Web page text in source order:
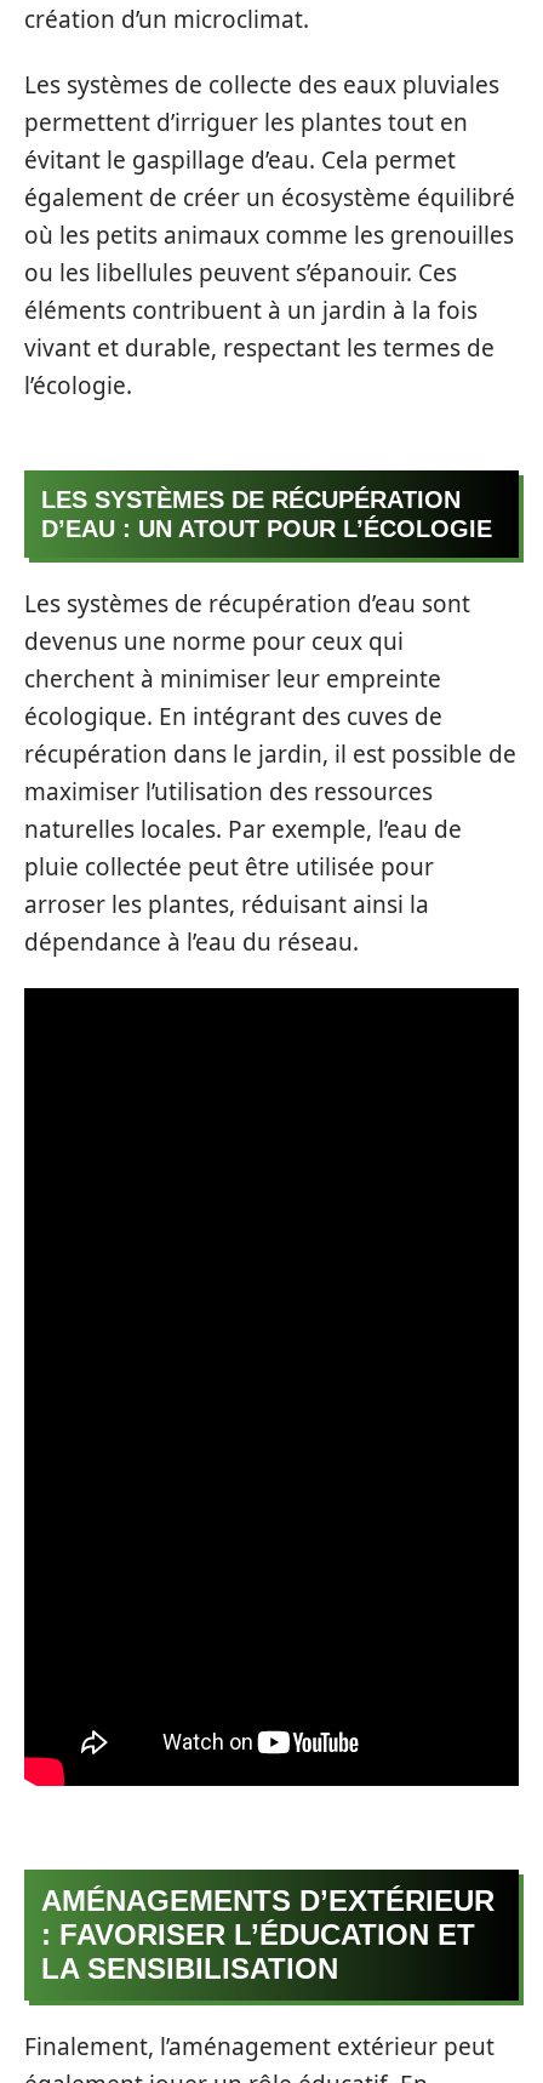
création d’un microclimat.
Les systèmes de collecte des eaux pluviales
permettent d’irriguer les plantes tout en
évitant le gaspillage d’eau. Cela permet
également de créer un écosystème équilibré
où les petits animaux comme les grenouilles
ou les libellules peuvent s’épanouir. Ces
éléments contribuent à un jardin à la fois
vivant et durable, respectant les termes de
l’écologie.
LES SYSTÈMES DE RÉCUPÉRATION
D’EAU : UN ATOUT POUR L’ÉCOLOGIE
Les systèmes de récupération d’eau sont
devenus une norme pour ceux qui
cherchent à minimiser leur empreinte
écologique. En intégrant des cuves de
récupération dans le jardin, il est possible de
maximiser l’utilisation des ressources
naturelles locales. Par exemple, l’eau de
pluie collectée peut être utilisée pour
arroser les plantes, réduisant ainsi la
dépendance à l’eau du réseau.
AMÉNAGEMENTS D’EXTÉRIEUR
: FAVORISER L’ÉDUCATION ET
LA SENSIBILISATION
Finalement, l’aménagement extérieur peut